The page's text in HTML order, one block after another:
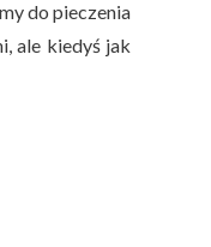
do pieczenia
ale kiedyś jak